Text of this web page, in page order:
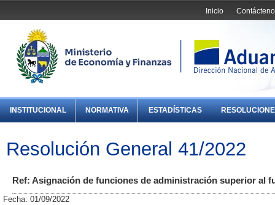
Inicio
INSTITUCIONAL NORMATIVA ESTADÍSTICAS
Resolución General 41/2022
Ref: Asignación de funciones de administración superior al
Fecha: 01/09/2022